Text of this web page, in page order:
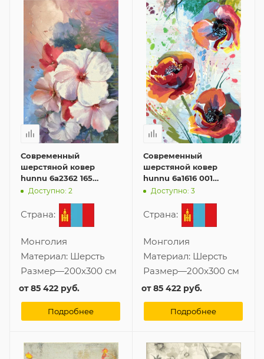
Современный
шерстяной ковер
hunnu 6a2362 165
200x300 см
Доступно: 2
Страна:
Монголия
Материал: Шерсть
Размер—200x300 см
от85 422 руб.
Подробнее
Современный
шерстяной ковер
hunnu 6a1616 001
200x300 см
Доступно: 3
Страна:
Монголия
Материал: Шерсть
Размер—200x300 см
от85 422 руб.
Подробнее